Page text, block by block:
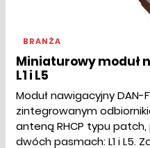
BRANŻA
Miniaturowy moduł
L1 i L5
Moduł nawigacyjny DAN-
zintegrowanym
anteną RHCP typu
dwóch pasmach: L1 i L5.